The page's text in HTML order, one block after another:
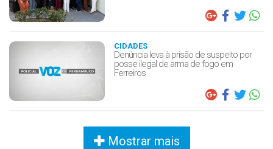
CIDADES
Denúncia leva à prisão de suspeito por
posse ilegal de arma de fogo em
Ferreiros
Mostrar mais